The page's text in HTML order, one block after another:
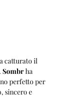
catturato il
Sombr ha
perfetto per
sincero e